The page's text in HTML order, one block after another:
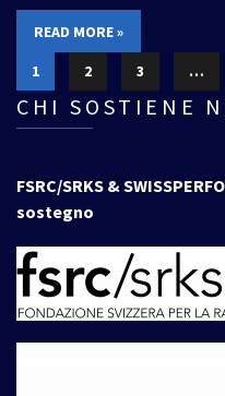
READ MORE »
1
2 3 …
CHI SOSTIENE
FSRC/SRKS &
sostegno